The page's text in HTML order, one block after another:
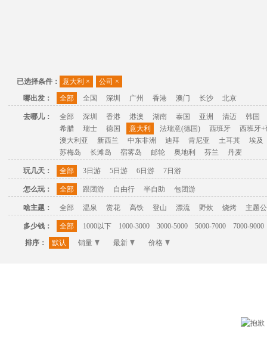
已选择条件： 意大利 × 公司 ×
哪出发：
全部 全国 深圳 广州 香港 澳门 长沙 北京
去哪儿： 全部 深圳 香港 港澳 湖南 泰国 亚洲 清迈
韩国
希腊
瑞士 德国 意大利 法瑞意(德国) 西班牙
西班牙+
澳大利亚
新西兰 中东非洲 迪拜 肯尼亚 土耳其
埃及
苏梅岛
长滩岛 宿雾岛 邮轮 奥地利 芬兰 丹麦
玩几天： 全部 3日游 5日游 6日游 7日游
怎么玩： 全部 跟团游 自由行 半自助 包团游
啥主题： 全部 温泉 赏花 高铁 登山 漂流 野炊 烧烤 主题
多少钱： 全部 1000以下 1000-3000 3000-5000 5000-7000
7000-9000
排序：
默认 销量 最新 价格